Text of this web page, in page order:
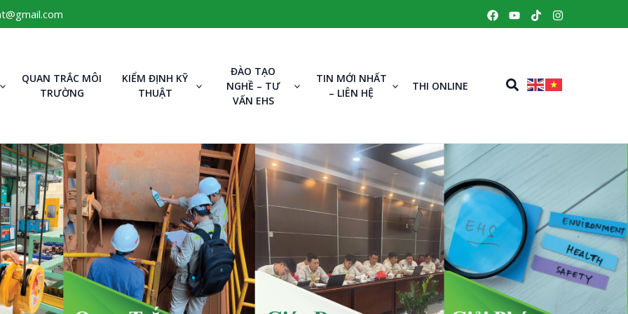
QUAN TRẮC MÔI
TRƯỜNG
KIỂM ĐỊNH KỸ
THUẬT
ĐÀO TẠO
NGHỀ – TƯ
VẤN EHS
TIN MỚI NHẤT
– LIÊN HỆ
THI ONLINE